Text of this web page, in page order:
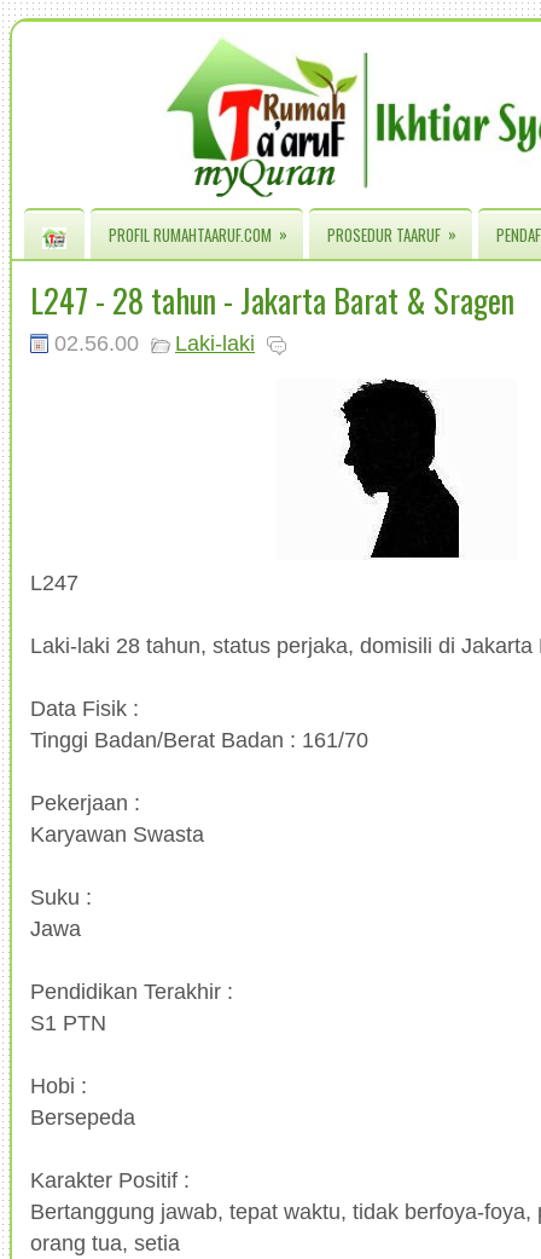
PROFIL RUMAHTAARUF.COM » PROSEDUR TAARUF »
L247 - 28 tahun - Jakarta Barat & Sragen
02.56.00 Laki-laki
L247
Laki-laki 28 tahun, status perjaka, domisili di
Data Fisik :
Tinggi Badan/Berat Badan : 161/70
Pekerjaan :
Karyawan Swasta
Suku :
Jawa
Pendidikan Terakhir :
S1 PTN
Hobi :
Bersepeda
Karakter Positif :
Bertanggung jawab, tepat waktu, tidak berfoya-foya,
orang tua, setia